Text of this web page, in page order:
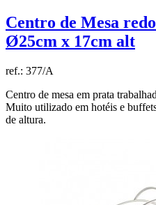
Centro de Mesa
Ø25cm x 17cm alt
ref.: 377/A
Centro de mesa em prata
Muito utilizado em hotéis e
de altura.